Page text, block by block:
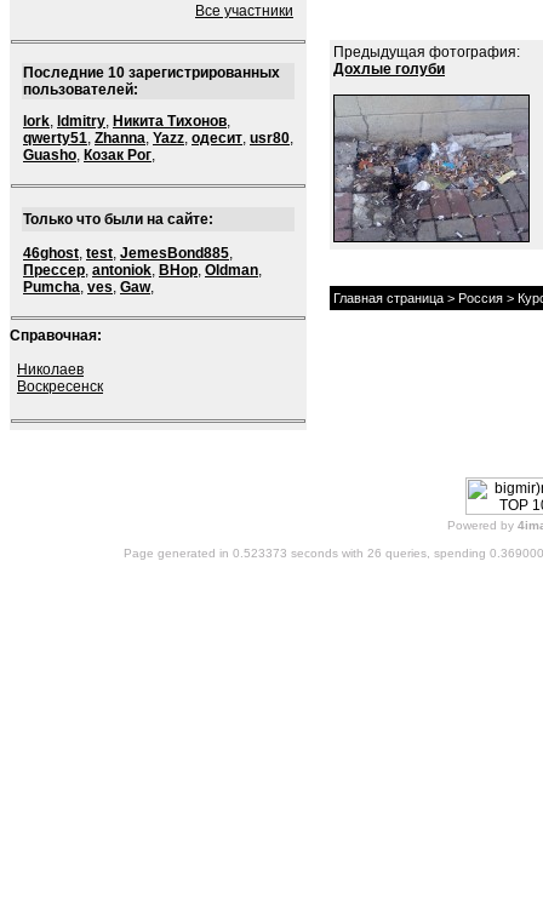
Все участники
Последние 10 зарегистрированных
пользователей:
lork, ldmitry, Никита Тихонов,
qwerty51, Zhanna, Yazz, одесит, usr80,
Guasho, Козак Рог,
Только что были на сайте:
46ghost, test, JemesBond885,
Прессер, antoniok, BHop, Oldman,
Pumcha, ves, Gaw,
Справочная:
Николаев
Воскресенск
Предыдущая фотография:
Дохлые голуби
Главная страница > Россия >
Powered by
Page generated in 0.523373 seconds with 26 queries, spending